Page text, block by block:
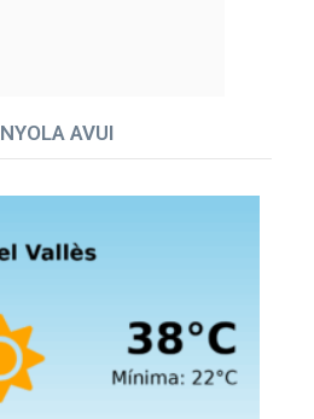
AVUI